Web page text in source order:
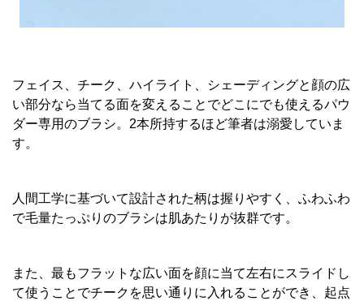
フェイス、チーク、ハイライト、シェーディングと顔の広
い部分なら当てる面を変えることでどこにでも使えるパウ
ダー専用のブラシ。2本所持するほど筆者は溺愛していま
す。
人間工学に基づいて設計された柄は握りやすく、ふわふわ
で毛量たっぷりのブラシは肌あたりが抜群です。
また、最もフラットな広い面を顔に当て左右にスライドし
て使うことでチークを思い通りに入れることができ、起点